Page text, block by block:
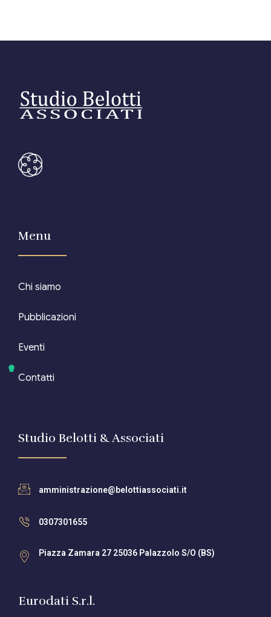
Menu
Chi siamo
Pubblicazioni
Eventi
Contatti
Studio Belotti & Associati
amministrazione@belottiassociati.it
0307301655
Piazza Zamara 27 25036 Palazzolo S/O (BS)
Eurodati S.r.l.